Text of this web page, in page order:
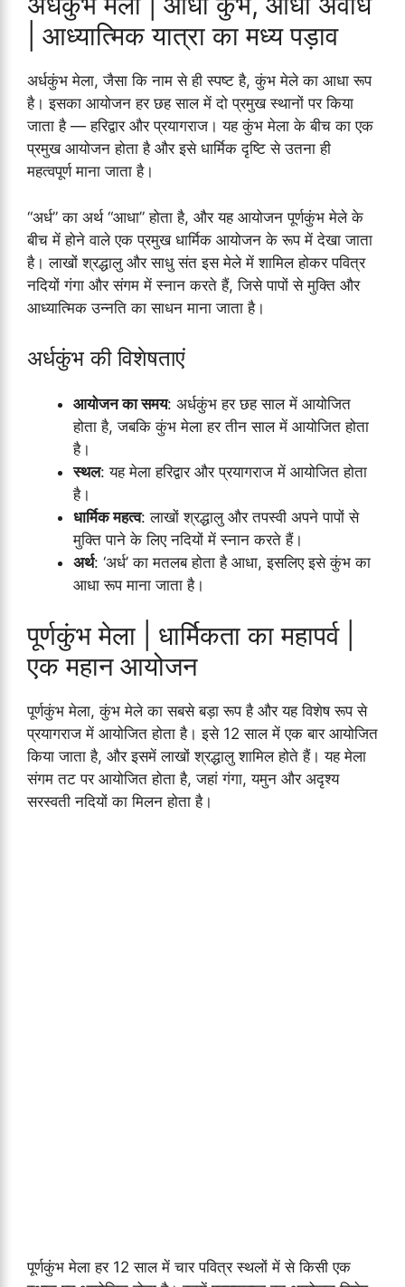
| आध्यात्मिक यात्रा का मध्य पड़ाव
अर्धकुंभ मेला, जैसा कि नाम से ही स्पष्ट है, कुंभ मेले का आधा रूप
है। इसका आयोजन हर छह साल में दो प्रमुख स्थानों पर किया
जाता है — हरिद्वार और प्रयागराज। यह कुंभ मेला के बीच का एक
प्रमुख आयोजन होता है और इसे धार्मिक दृष्टि से उतना ही
महत्वपूर्ण माना जाता है।
“अर्ध” का अर्थ “आधा” होता है, और यह आयोजन पूर्णकुंभ मेले के
बीच में होने वाले एक प्रमुख धार्मिक आयोजन के रूप में देखा जाता
है। लाखों श्रद्धालु और साधु संत इस मेले में शामिल होकर पवित्र
नदियों गंगा और संगम में स्नान करते हैं, जिसे पापों से मुक्ति और
आध्यात्मिक उन्नति का साधन माना जाता है।
अर्धकुंभ की विशेषताएं
आयोजन का समय: अर्धकुंभ हर छह साल में आयोजित
होता है, जबकि कुंभ मेला हर तीन साल में आयोजित होता
है।
स्थल: यह मेला हरिद्वार और प्रयागराज में आयोजित होता
है।
धार्मिक महत्व: लाखों श्रद्धालु और तपस्वी अपने पापों से
मुक्ति पाने के लिए नदियों में स्नान करते हैं।
अर्थ: ‘अर्ध’ का मतलब होता है आधा, इसलिए इसे कुंभ का
आधा रूप माना जाता है।
पूर्णकुंभ मेला | धार्मिकता का महापर्व |
एक महान आयोजन
पूर्णकुंभ मेला, कुंभ मेले का सबसे बड़ा रूप है और यह विशेष रूप से
प्रयागराज में आयोजित होता है। इसे 12 साल में एक बार आयोजित
किया जाता है, और इसमें लाखों श्रद्धालु शामिल होते हैं। यह मेला
संगम तट पर आयोजित होता है, जहां गंगा, यमुन और अदृश्य
सरस्वती नदियों का मिलन होता है।
पूर्णकुंभ मेला हर 12 साल में चार पवित्र स्थलों में से किसी एक